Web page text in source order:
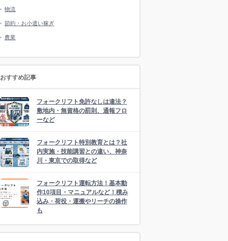
物流
節約・お小遣い稼ぎ
農業
おすすめ記事
フォークリフト免許なしは違法？
敷地内・無資格の罰則、通報フロ
ーなど
フォークリフト特別教育とは？社
内実施・技能講習との違い、神奈
川・東京での取得など
フォークリフト運転方法！基本動
作10項目・マニュアルなど！積み
込み・荷役・運搬やリーチの操作
も